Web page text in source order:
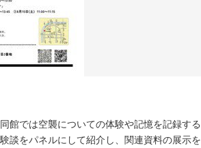
館では空襲についての体験や記憶を記録する
談をパネルにして紹介し、関連資料の展示を